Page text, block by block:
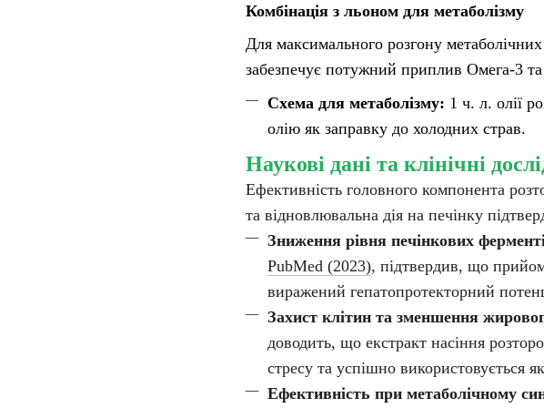
Комбінація з льоном для метаболізму
Для максимального розгону
забезпечує потужний приплив Омега-3
Схема для метаболізму: 1 ч. л. олії
олію як заправку до холодних страв.
Наукові дані та клінічні
Ефективність головного компонента
та відновлювальна дія на печінку
Зниження рівня печінкових
PubMed (2023), підтвердив, що
виражений гепатопротекторний
Захист клітин та зменшення
доводить, що екстракт насіння
стресу та успішно використовується
Ефективність при метаболічному